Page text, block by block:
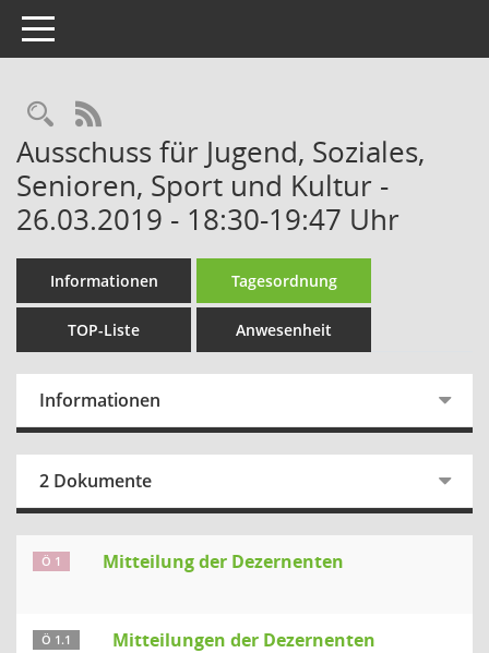
Toggle navigation
Rechercheauswahl
RSS-Feed
Ausschuss für Jugend, Soziales,
Senioren, Sport und Kultur -
26.03.2019 - 18:30-19:47 Uhr
Informationen Tagesordnung
TOP-Liste Anwesenheit
Informationen
2 Dokumente
Ö 1 Mitteilung der Dezernenten
Ö 1.1
Mitteilungen der Dezernenten